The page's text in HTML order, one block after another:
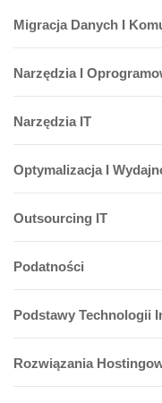
Migracja Danych I
Narzędzia I
Narzędzia IT
Optymalizacja I
Outsourcing IT
Podatności
Podstawy Technologii
Rozwiązania